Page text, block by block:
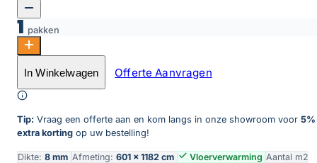
1 pakken
Wit gezoet 120 x 60 aantal
Toevoegen aan winkelwagen
In Winkelwagen Offerte Aanvragen
Tip: Vraag een offerte aan en kom langs in onze showroom voor 5%
extra korting op uw bestelling!
Dikte: 8 mm Afmeting: 601 × 1182 cm Vloerverwarming Aantal m2